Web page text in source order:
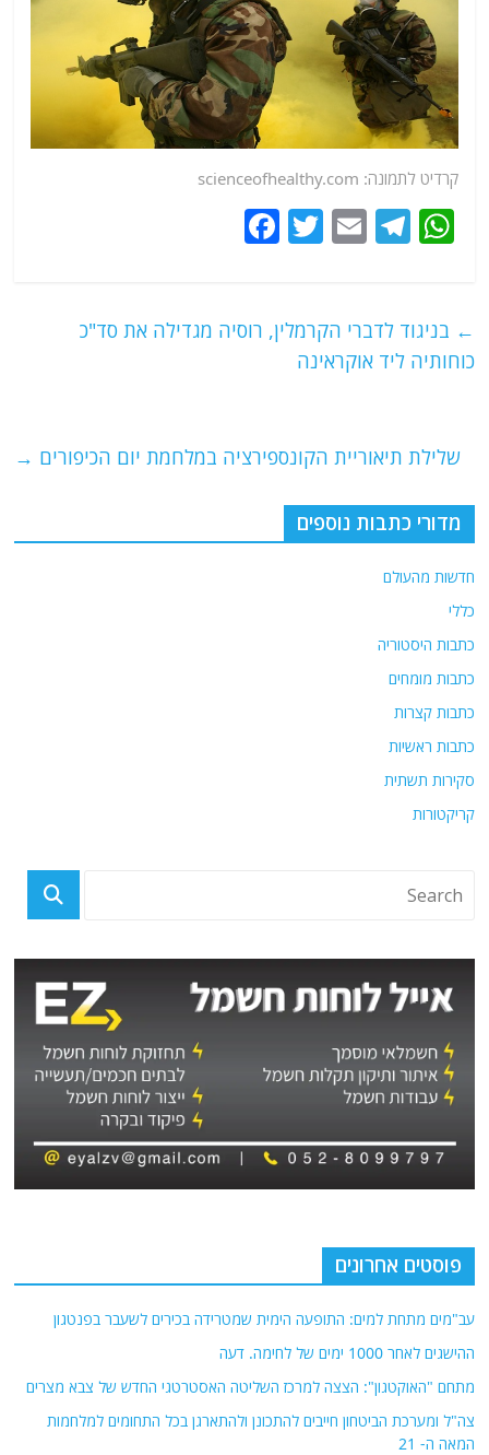
קרדיט לתמונה: scienceofhealthy.com
W
s
A
T
g
ra
E
l
T
er
e
k
← בניגוד לדברי הקרמלין, רוסיה מגדילה את סד"כ
כוחותיה ליד אוקראינה
שלילת תיאוריית הקונספירציה במלחמת יום הכיפורים →
מדורי כתבות נוספים
חדשות מהעולם
כללי
כתבות היסטוריה
כתבות מומחים
כתבות קצרות
כתבות ראשיות
סקירות תשתית
קריקטורות
פוסטים אחרונים
עב"מים מתחת למים: התופעה הימית שמטרידה בכירים לשעבר בפנטגון
ההישגים לאחר 1000 ימים של לחימה. דעה
מתחם "האוקטגון": הצצה למרכז השליטה האסטרטגי החדש של צבא מצרים
צה"ל ומערכת הביטחון חייבים להתכונן ולהתארגן בכל התחומים למלחמות
המאה ה- 21